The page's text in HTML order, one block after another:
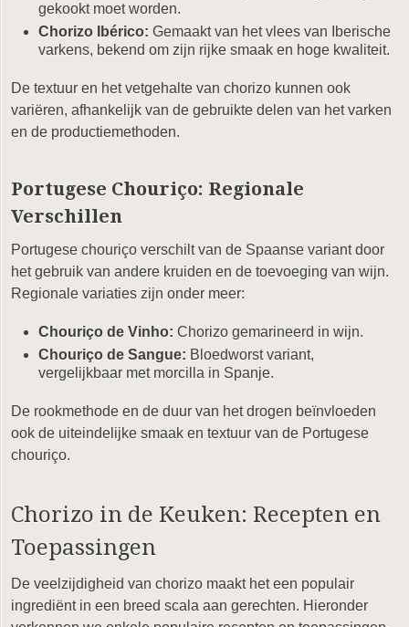
gekookt moet worden.
Chorizo Ibérico: Gemaakt van het vlees van Iberische
varkens, bekend om zijn rijke smaak en hoge kwaliteit.
De textuur en het vetgehalte van chorizo kunnen ook
variëren, afhankelijk van de gebruikte delen van het varken
en de productiemethoden.
Portugese Chouriço: Regionale
Verschillen
Portugese chouriço verschilt van de Spaanse variant door
het gebruik van andere kruiden en de toevoeging van wijn.
Regionale variaties zijn onder meer:
Chouriço de Vinho: Chorizo gemarineerd in wijn.
Chouriço de Sangue: Bloedworst variant,
vergelijkbaar met morcilla in Spanje.
De rookmethode en de duur van het drogen beïnvloeden
ook de uiteindelijke smaak en textuur van de Portugese
chouriço.
Chorizo in de Keuken: Recepten en
Toepassingen
De veelzijdigheid van chorizo maakt het een populair
ingrediënt in een breed scala aan gerechten. Hieronder